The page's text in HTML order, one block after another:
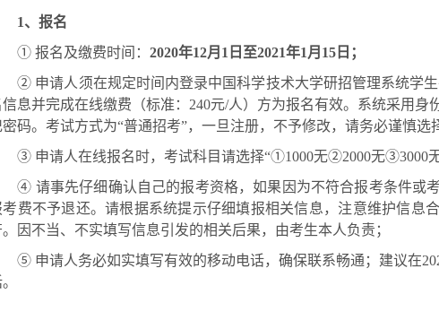
1、报名
① 报名及缴费时间： 2020年12月 1 日至2021年1 月 15 日；
② 申请人须在规定时间内登录中国科学技术大学研招管理系统学
息并完成在线缴费（标准： 240元/人）方为报名有效。系统采用身
码。考试方式为“普通招考”，一旦注册，不予修改，请务必谨慎选
③ 申请人在线报名时，考试科目请选择“①1000无②2000无③3000
④ 请事先仔细确认自己的报考资格，如果因为不符合报考条件或
考费不予退还。请根据系统提示仔细填报相关信息，注意维护信息
因不当、不实填写信息引发的相关后果，由考生本人负责；
⑤ 申请人务必如实填写有效的移动电话，确保联系畅通；建议在